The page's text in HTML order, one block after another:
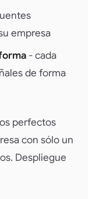
empresa
- cada
de forma
perfectos
con sólo un
Despliegue